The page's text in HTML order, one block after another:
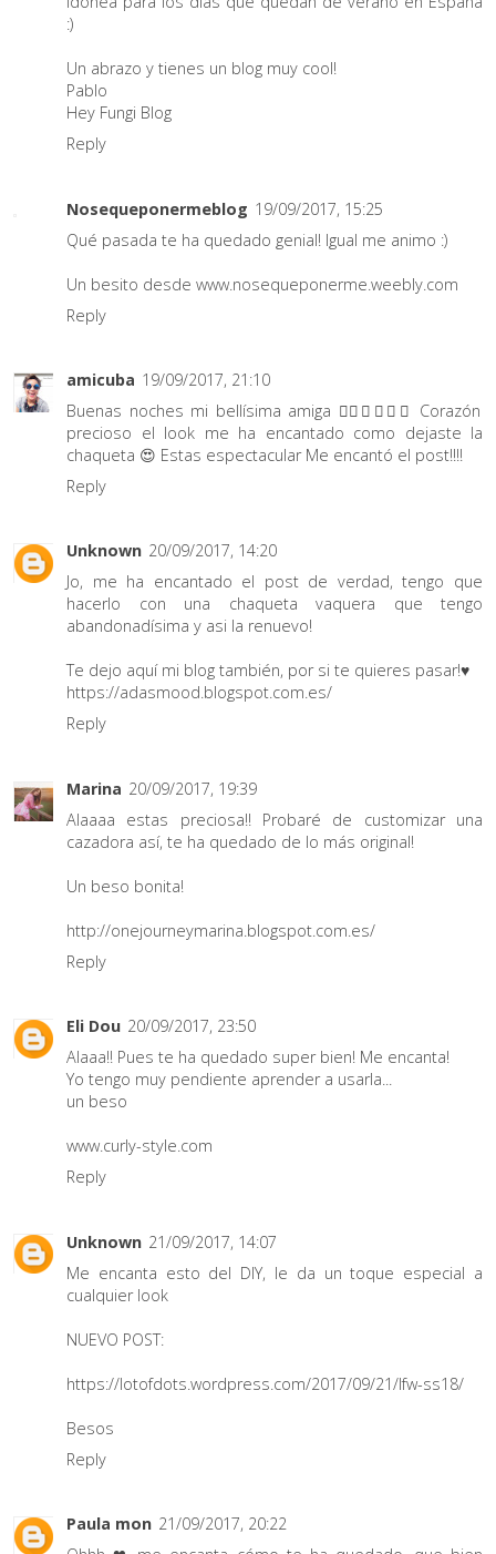
:)
Un abrazo y tienes un blog muy cool!
Pablo
Hey Fungi Blog
Reply
Nosequeponermeblog 19/09/2017, 15:25
Qué pasada te ha quedado genial! Igual me animo :)
Un besito desde www.nosequeponerme.weebly.com
Reply
amicuba 19/09/2017, 21:10
Buenas noches mi bellísima amiga 👉🏼🌷😘😘😘 Corazón
precioso el look me ha encantado como dejaste la
chaqueta 😍 Estas espectacular Me encantó el post!!!!
Reply
Unknown 20/09/2017, 14:20
Jo, me ha encantado el post de verdad, tengo que
hacerlo con una chaqueta vaquera que tengo
abandonadísima y asi la renuevo!
Te dejo aquí mi blog también, por si te quieres pasar!♥
https://adasmood.blogspot.com.es/
Reply
Marina 20/09/2017, 19:39
Alaaaa estas preciosa!! Probaré de customizar una
cazadora así, te ha quedado de lo más original!
Un beso bonita!
http://onejourneymarina.blogspot.com.es/
Reply
Eli Dou 20/09/2017, 23:50
Alaaa!! Pues te ha quedado super bien! Me encanta!
Yo tengo muy pendiente aprender a usarla...
un beso
www.curly-style.com
Reply
Unknown 21/09/2017, 14:07
Me encanta esto del DIY, le da un toque especial a
cualquier look
NUEVO POST:
https://lotofdots.wordpress.com/2017/09/21/lfw-ss18/
Besos
Reply
Paula mon 21/09/2017, 20:22